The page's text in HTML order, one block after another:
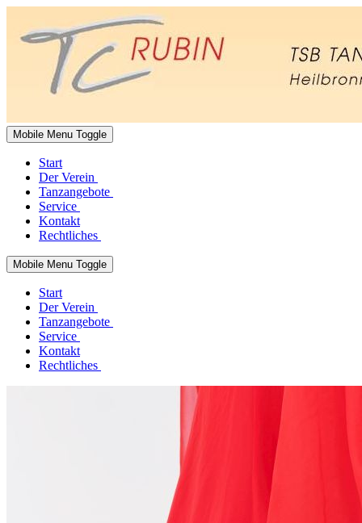
Mobile Menu Toggle
Start
Der Verein
Tanzangebote
Service
Kontakt
Rechtliches
Mobile Menu Toggle
Start
Der Verein
Tanzangebote
Service
Kontakt
Rechtliches